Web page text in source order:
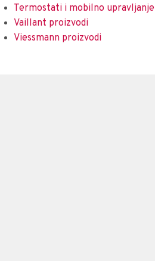
Termostati i mobilno upravljanje
Vaillant proizvodi
Viessmann proizvodi